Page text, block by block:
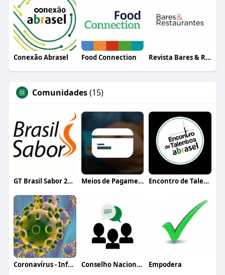
Conexão Abrasel Food Connection Revista Bares & Restaurantes
Comunidades(15)
GT Brasil Sabor 2020 Meios de Pagamento Encontro de Talentos Abrasel
Coronavírus - Informação, orientação e a Conselho Nacional Abrasel Empodera